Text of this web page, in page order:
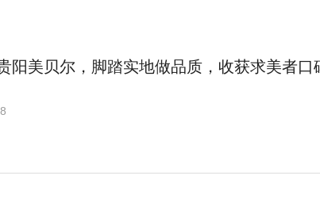
阳美贝尔，脚踏实地做品质，收获求美者口